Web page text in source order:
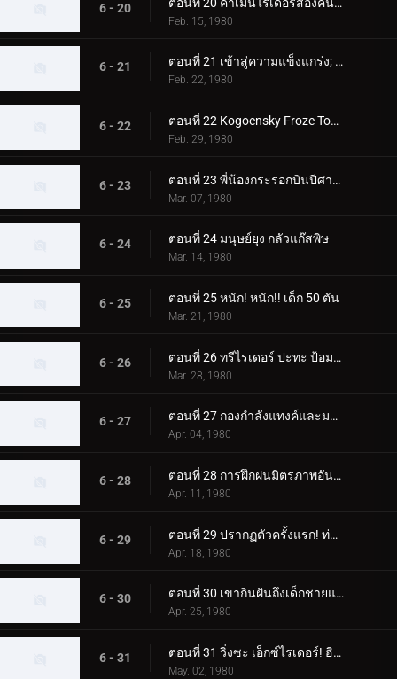
6 - 20
Feb. 15, 1980
6 - 21 ตอนที่ 21 เข้าสู่ความแข็งแกร่ง; สองคนขี่ปะทะ สัตว์ประหลาดที่น่าเกรงขามสองตัว
Feb. 22, 1980
6 - 22 ตอนที่ 22 Kogoensky Froze Tokyo 5 วินาทีที่แล้ว
Feb. 29, 1980
6 - 23 ตอนที่ 23 พี่น้องกระรอกบินปีศาจและนักขี่สองคน
Mar. 07, 1980
6 - 24 ตอนที่ 24 มนุษย์ยุง กลัวแก๊สพิษ
Mar. 14, 1980
6 - 25 ตอนที่ 25 หนัก! หนัก!! เด็ก 50 ตัน
Mar. 21, 1980
6 - 26 ตอนที่ 26 ทรีไรเดอร์ ปะทะ ป้อมปราการโรงเรียนของนีโอช็อคเกอร์
Mar. 28, 1980
6 - 27 ตอนที่ 27 กองกำลังแทงค์และมอนสเตอร์ เจเนอเรชั่นที่ 2 เต็มกำลังของนักขี่ทั้งแปดคน
Apr. 04, 1980
6 - 28 ตอนที่ 28 การฝึกฝนมิตรภาพอันยิ่งใหญ่ของนักขี่ทั้งแปด
Apr. 11, 1980
6 - 29 ตอนที่ 29 ปรากฏตัวครั้งแรก! ท่าจบที่เสริมความแข็งแกร่งของ Skyrider
Apr. 18, 1980
6 - 30 ตอนที่ 30 เขากินฝันถึงเด็กชายแปลกหน้าที่มาจากอเมซอน
Apr. 25, 1980
6 - 31 ตอนที่ 31 วิ่งซะ เอ็กซ์ไรเดอร์! ฮิโรชิ สึคุบะ! อย่าตาย!!
May. 02, 1980